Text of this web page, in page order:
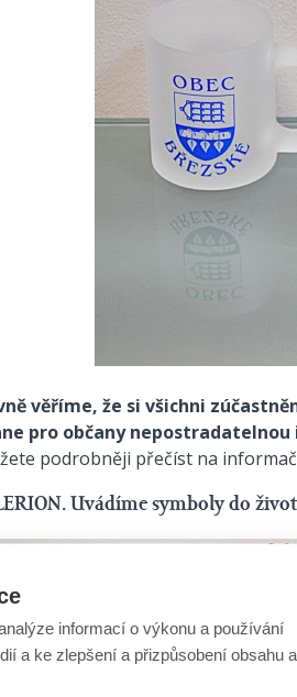
věříme, že si všichni
pro občany nepostradatelnou
podrobněji přečíst na
Uvádíme symboly do
informací o výkonu a používání
a ke zlepšení a přizpůsobení obsahu a